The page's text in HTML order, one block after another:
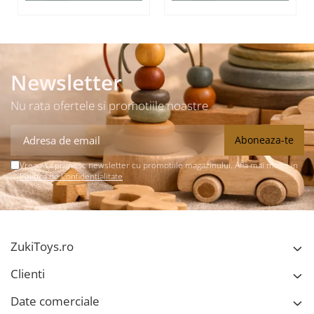
Newsletter
Nu rata ofertele si promotiile noastre
Vreau sa primesc newsletter cu promotiile magazinului. Afla mai multe in
Politica de Confidentialitate
ZukiToys.ro
Clienti
Date comerciale